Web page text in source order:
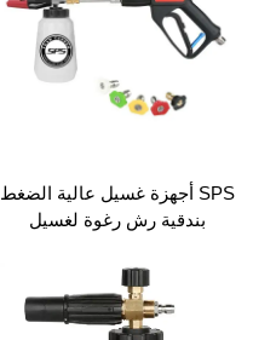
SPS أجهزة غسيل عالية الضغط
بندقية رش رغوة لغسيل
بمحول ومسدس قصير